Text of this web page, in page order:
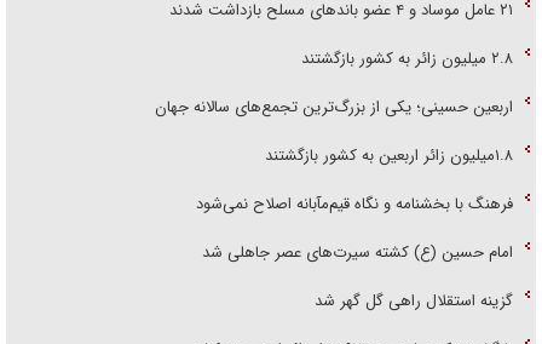
۲۱ عامل موساد و ۴ عضو باند‌های مسلح بازداشت شدند
۲.۸ میلیون زائر به کشور بازگشتند
اربعین حسینی؛ یکی از بزرگ‌ترین تجمع‌های سالانه جهان
۱.۸میلیون زائر اربعین به کشور بازگشتند
فرهنگ با بخشنامه و نگاه قیم‌مآبانه اصلاح نمی‌شود
امام حسین (ع) کشته سیرت‌های عصر جاهلی شد
گزینه استقلال راهی گل گهر شد